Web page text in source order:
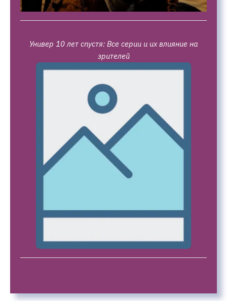
Универ 10 лет спустя: Все серии и их влияние на
зрителей